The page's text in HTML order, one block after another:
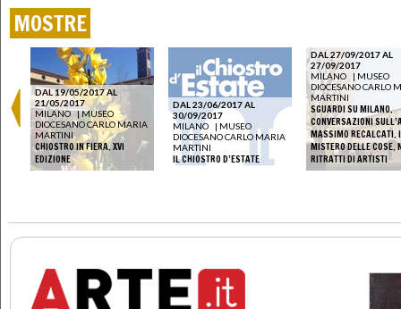
MOSTRE
DAL 19/05/2017 AL
21/05/2017
MILANO |MUSEO
DIOCESANO CARLO MARIA
MARTINI
CHIOSTRO IN FIERA. XVI
EDIZIONE
DAL 23/06/2017 AL
30/09/2017
MILANO
| MUSEO
DIOCESANO CARLO MARIA
MARTINI
IL CHIOSTRO D’ESTATE
DAL 27/09/2017 AL
27/09/2017
MILANO
| MUSEO
DIOCESANO CARLO
MARTINI
SGUARDI SU MILANO.
CONVERSAZIONI
MASSIMO RECALCATI.
MISTERO DELLE COSE.
RITRATTI DI ARTISTI